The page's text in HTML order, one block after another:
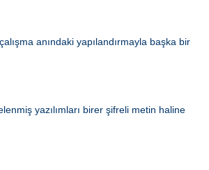
anındaki yapılandırmayla başka bir
yazılımları birer şifreli metin haline